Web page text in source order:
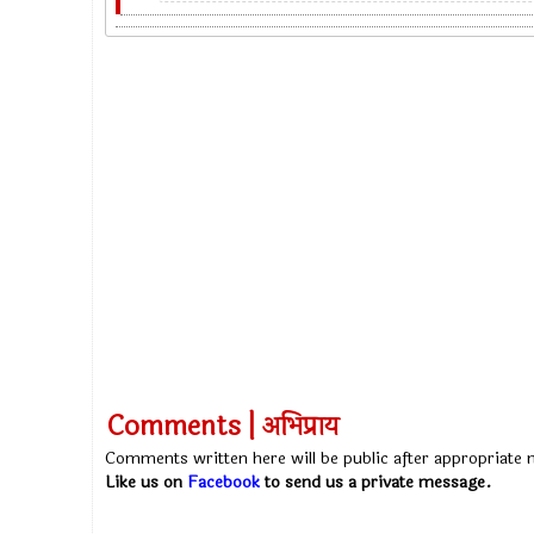
Comments | अभिप्राय
Comments written here will be public after appropriate
Like us on Facebookto send us a private message.